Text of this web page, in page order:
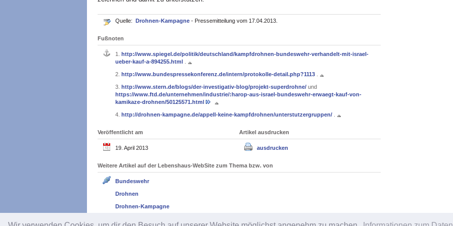
Quelle: Drohnen-Kampagne - Pressemitteilung vom 17.04.2013.
Fußnoten
1.
http://www.spiegel.de/politik/deutschland/kampfdrohnen-bundeswehr-verhandelt-mit-israel-
ueber-kauf-a-894255.html
2. http://www.bundespressekonferenz.de/intern/protokolle-detail.php?1113
3. http://www.stern.de/blogs/der-investigativ-blog/projekt-superdrohne/ und
https://www.ftd.de/unternehmen/industrie/:harop-aus-israel-bundeswehr-erwaegt-kauf-von-
kamikaze-drohnen/50125571.html
4. http://drohnen-kampagne.de/appell-keine-kampfdrohnen/unterstutzergruppen/
Veröffentlicht am
19. April 2013
Artikel ausdrucken
ausdrucken
Weitere Artikel auf der Lebenshaus-WebSite zum Thema bzw. von
Bundeswehr
Drohnen
Drohnen-Kampagne